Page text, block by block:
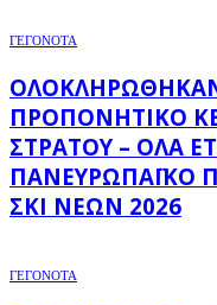
ΓΕΓΟΝΟΤΑ
ΟΛΟΚΛΗΡΏΘΗΚΑΝ
ΠΡΟΠΟΝΗΤΙΚΌ
ΣΤΡΆΤΟΥ – ΌΛΑ
ΠΑΝΕΥΡΩΠΑΪΚΌ
ΣΚΙ ΝΈΩΝ 2026
ΓΕΓΟΝΟΤΑ